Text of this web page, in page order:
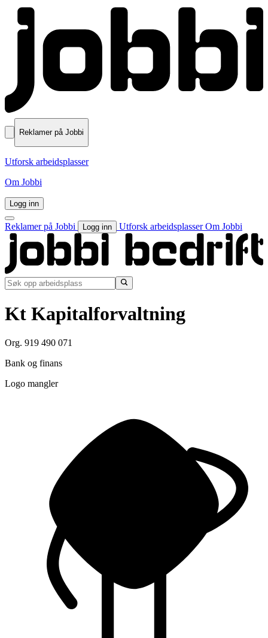
Reklamer på Jobbi
Utforsk arbeidsplasser
Om Jobbi
Logg inn
Reklamer på Jobbi Logg inn Utforsk arbeidsplasserOm Jobbi
Kt Kapitalforvaltning
Org. 919 490 071
Bank og finans
Logo mangler